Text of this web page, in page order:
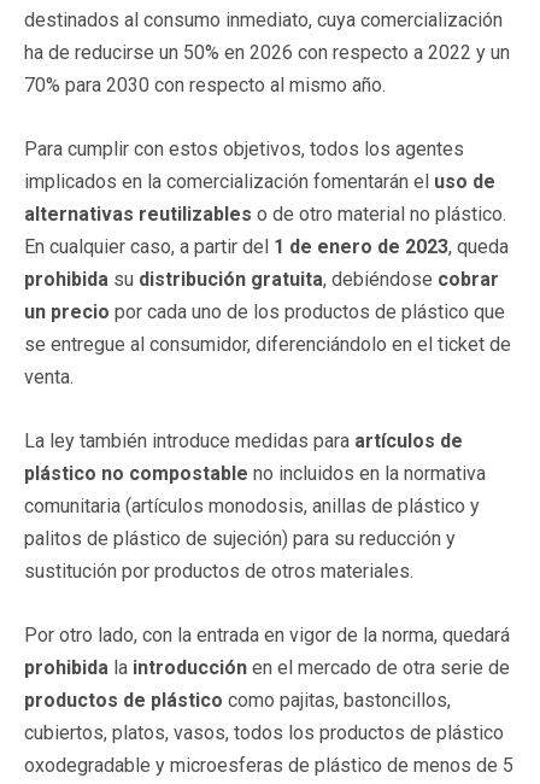
destinados al consumo inmediato, cuya comercialización
ha de reducirse un 50% en 2026 con respecto a 2022 y un
70% para 2030 con respecto al mismo año.
Para cumplir con estos objetivos, todos los agentes
implicados en la comercialización fomentarán el uso de
alternativas reutilizables o de otro material no plástico.
En cualquier caso, a partir del 1 de enero de 2023, queda
prohibida su distribución gratuita, debiéndose cobrar
un precio por cada uno de los productos de plástico que
se entregue al consumidor, diferenciándolo en el ticket de
venta.
La ley también introduce medidas para artículos de
plástico no compostable no incluidos en la normativa
comunitaria (artículos monodosis, anillas de plástico y
palitos de plástico de sujeción) para su reducción y
sustitución por productos de otros materiales.
Por otro lado, con la entrada en vigor de la norma, quedará
prohibida la introducción en el mercado de otra serie de
productos de plástico como pajitas, bastoncillos,
cubiertos, platos, vasos, todos los productos de plástico
oxodegradable y microesferas de plástico de menos de 5